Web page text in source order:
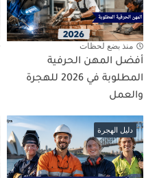
منذ بضع لحظات
أفضل المهن الحرفية
المطلوبة في 2026 للهجرة
والعمل
دليل الهجرة